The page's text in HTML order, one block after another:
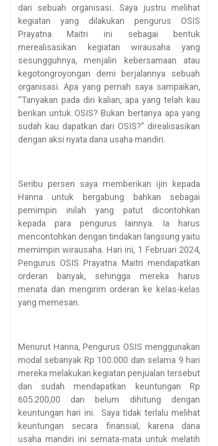
dari sebuah organisasi. Saya justru melihat
kegiatan yang dilakukan pengurus OSIS
Prayatna Maitri ini sebagai bentuk
merealisasikan kegiatan wirausaha yang
sesungguhnya, menjalin kebersamaan atau
kegotongroyongan demi berjalannya sebuah
organisasi. Apa yang pernah saya sampaikan,
“Tanyakan pada diri kalian, apa yang telah kau
berikan untuk OSIS? Bukan bertanya apa yang
sudah kau dapatkan dari OSIS?” direalisasikan
dengan aksi nyata dana usaha mandiri.
Seribu persen saya memberikan ijin kepada
Hanna untuk bergabung bahkan sebagai
pemimpin inilah yang patut dicontohkan
kepada para pengurus lainnya. Ia harus
mencontohkan dengan tindakan langsung yaitu
memimpin wirausaha. Hari ini, 1 Februari 2024,
Pengurus OSIS Prayatna Maitri mendapatkan
orderan banyak, sehingga mereka harus
menata dan mengirim orderan ke kelas-kelas
yang memesan.
Menurut Hanna, Pengurus OSIS menggunakan
modal sebanyak Rp 100.000 dan selama 9 hari
mereka melakukan kegiatan penjualan tersebut
dan sudah mendapatkan keuntungan Rp
605.200,00 dan belum dihitung dengan
keuntungan hari ini. Saya tidak terlalu melihat
keuntungan secara finansial, karena dana
usaha mandiri ini semata-mata untuk melatih